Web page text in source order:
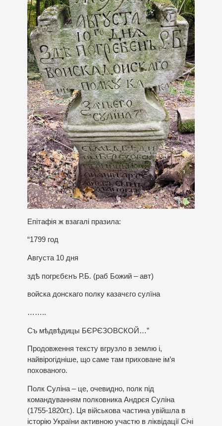
Епітафія ж взагалі празила:
“1799 год
Августа 10 дня
здѣ погрєбєнъ Р.Б. (раб Божий – авт)
войска донскаго полку казачєго сулїна
……..
Съ мѣдвѣдицы БЄРЄЗОВСКОЙ…”
Продовження тексту вгрузло в землю і,
найвірогідніше, що саме там приховане ім’я
похованого.
Полк Суліна – це, очевидно, полк під
командуванням полковника Андрєя Суліна
(1755-1820гг.). Ця військова частина увійшла в
історію України активною участю в ліквідації Січі